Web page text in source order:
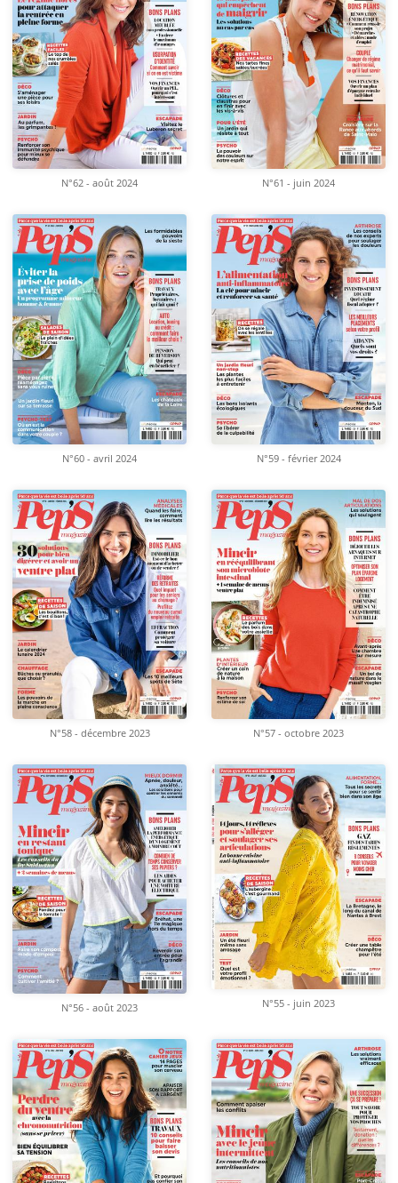
N°62 - août 2024 N°61 - juin 2024
N°60 - avril 2024 N°59 - février 2024
N°58 - décembre 2023 N°57 - octobre 2023
N°56 - août 2023 N°55 - juin 2023